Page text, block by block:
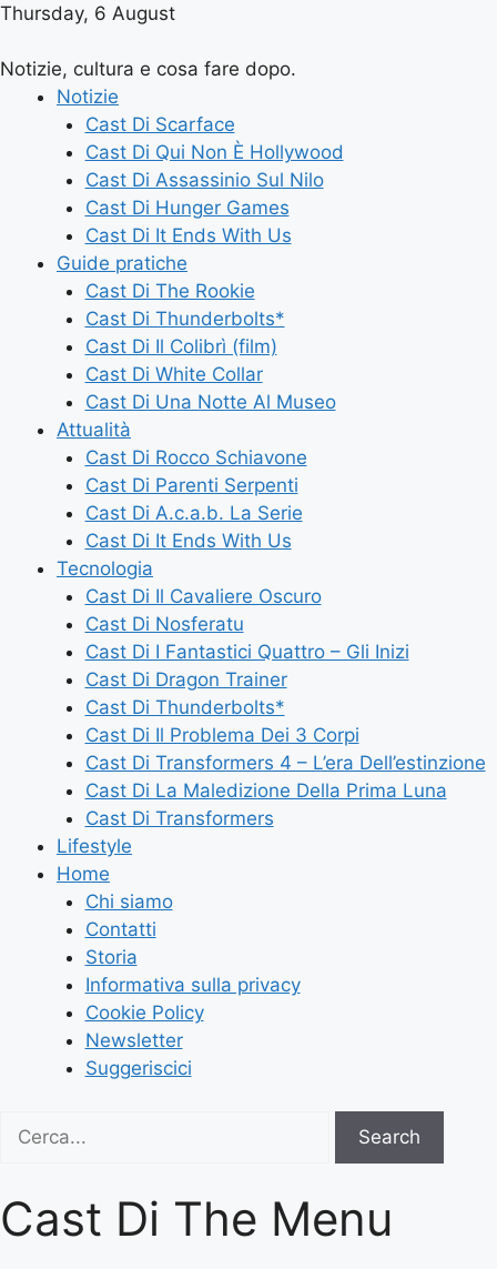
Thursday, 6 August
Notizie, cultura e cosa fare dopo.
Notizie
Cast Di Scarface
Cast Di Qui Non È Hollywood
Cast Di Assassinio Sul Nilo
Cast Di Hunger Games
Cast Di It Ends With Us
Guide pratiche
Cast Di The Rookie
Cast Di Thunderbolts*
Cast Di Il Colibrì (film)
Cast Di White Collar
Cast Di Una Notte Al Museo
Attualità
Cast Di Rocco Schiavone
Cast Di Parenti Serpenti
Cast Di A.c.a.b. La Serie
Cast Di It Ends With Us
Tecnologia
Cast Di Il Cavaliere Oscuro
Cast Di Nosferatu
Cast Di I Fantastici Quattro – Gli Inizi
Cast Di Dragon Trainer
Cast Di Thunderbolts*
Cast Di Il Problema Dei 3 Corpi
Cast Di Transformers 4 – L’era Dell’estinzione
Cast Di La Maledizione Della Prima Luna
Cast Di Transformers
Lifestyle
Home
Chi siamo
Contatti
Storia
Informativa sulla privacy
Cookie Policy
Newsletter
Suggeriscici
for:
Search
Cast Di The Menu